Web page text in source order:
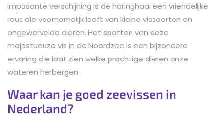
imposante verschijning is de haringhaai een vriendelijke
reus die voornamelijk leeft van kleine vissoorten en
ongewervelde dieren. Het spotten van deze
majestueuze vis in de Noordzee is een bijzondere
ervaring die laat zien welke prachtige dieren onze
wateren herbergen.
Waar kan je goed zeevissen in
Nederland?